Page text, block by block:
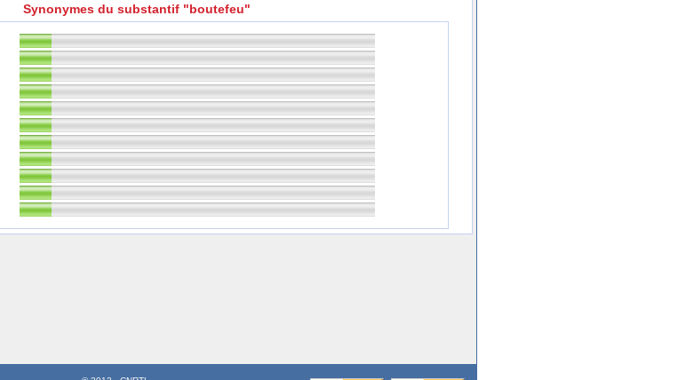
Synonymes du substantif "boutefeu"